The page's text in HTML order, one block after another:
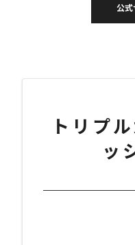
公式
トリプ
ッ